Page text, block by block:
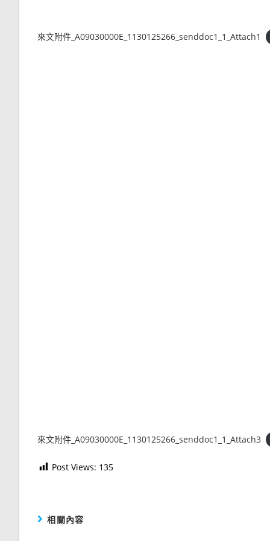
來文附件_A09030000E_1130125266_senddoc1_1_Attach1
來文附件_A09030000E_1130125266_senddoc1_1_Attach3
Post Views: 135
相關內容